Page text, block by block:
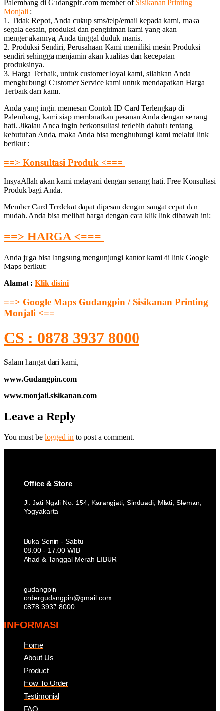
Palembang di Gudangpin.com member of Sisikanan Printing
Monjali :
1. Tidak Repot, Anda cukup sms/telp/email kepada kami, maka
segala desain, produksi dan pengiriman kami yang akan
mengerjakannya, Anda tinggal duduk manis.
2. Produksi Sendiri, Perusahaan Kami memiliki mesin Produksi
sendiri sehingga menjamin akan kualitas dan kecepatan
produksinya.
3. Harga Terbaik, untuk customer loyal kami, silahkan Anda
menghubungi Customer Service kami untuk mendapatkan Harga
Terbaik dari kami.
Anda yang ingin memesan Contoh ID Card Terlengkap di
Palembang, kami siap membuatkan pesanan Anda dengan senang
hati. Jikalau Anda ingin berkonsultasi terlebih dahulu tentang
kebutuhan Anda, maka Anda bisa menghubungi kami melalui link
berikut :
==> Konsultasi Produk <===
InsyaAllah akan kami melayani dengan senang hati. Free Konsultasi
Produk bagi Anda.
Member Card Terdekat dapat dipesan dengan sangat cepat dan
mudah. Anda bisa melihat harga dengan cara klik link dibawah ini:
==> HARGA <===
Anda juga bisa langsung mengunjungi kantor kami di link Google
Maps berikut:
Alamat : Klik disini
==> Google Maps Gudangpin / Sisikanan Printing
Monjali <==
CS : 0878 3937 8000
Salam hangat dari kami,
www.Gudangpin.com
www.monjali.sisikanan.com
Leave a Reply
You must be logged in to post a comment.
Office & Store
Jl. Jati Ngali No. 154, Karangjati, Sinduadi, Mlati, Sleman,
Yogyakarta
Buka Senin - Sabtu
08.00 - 17.00 WIB
Ahad & Tanggal Merah LIBUR
gudangpin
ordergudangpin@gmail.com
0878 3937 8000
INFORMASI
Home
About Us
Product
How To Order
Testimonial
FAQ